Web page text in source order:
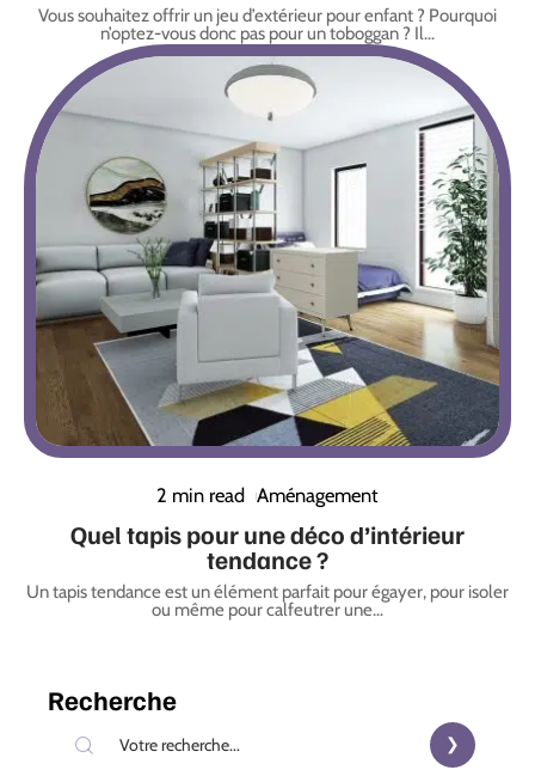
Vous souhaitez offrir un jeu d’extérieur pour enfant ? Pourquoi
n’optez-vous donc pas pour un toboggan ? Il…
2 min read Aménagement
Quel tapis pour une déco d’intérieur
tendance ?
Un tapis tendance est un élément parfait pour égayer, pour isoler
ou même pour calfeutrer une…
Recherche